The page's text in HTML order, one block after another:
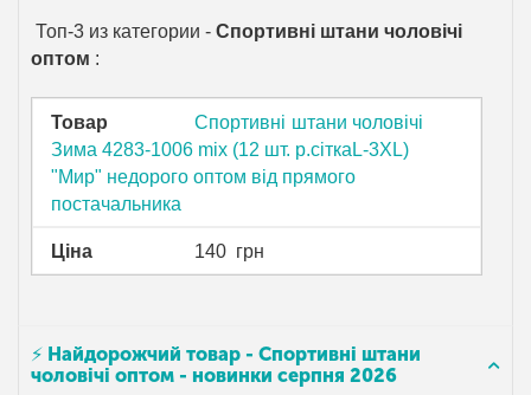
Топ-3 из категории -Спортивні штани чоловічі
оптом :
Товар
Спортивні штани чоловічі
Зима 4283-1006 mix (12 шт. р.сіткаL-3XL)
"Мир" недорого оптом від прямого
постачальника
Ціна 140 грн
⚡ Найдорожчий товар - Спортивні штани
чоловічі оптом - новинки серпня 2026